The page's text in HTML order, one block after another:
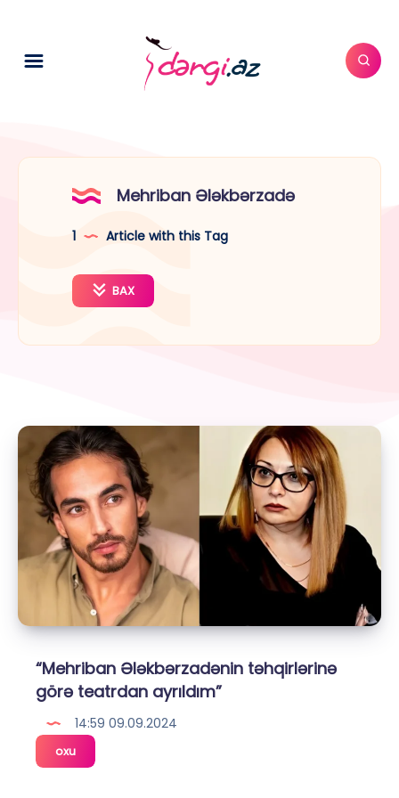
Mehriban Ələkbərzadə
1 Article with this Tag
BAX
“Mehriban Ələkbərzadənin təhqirlərinə
görə teatrdan ayrıldım”
14:59 09.09.2024
oxu“Mehriban
Ələkbərzadənin